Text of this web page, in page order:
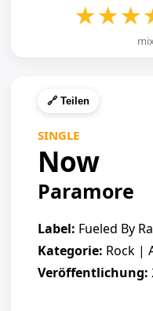
★★★
🔗 Teilen
SINGLE
Now
Paramore
Label: Fueled By
Kategorie: Rock |
Veröffentlichung: